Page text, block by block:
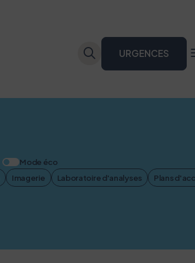
URGENCES
Mode éco
Imagerie Laboratoire d'analyses Plans